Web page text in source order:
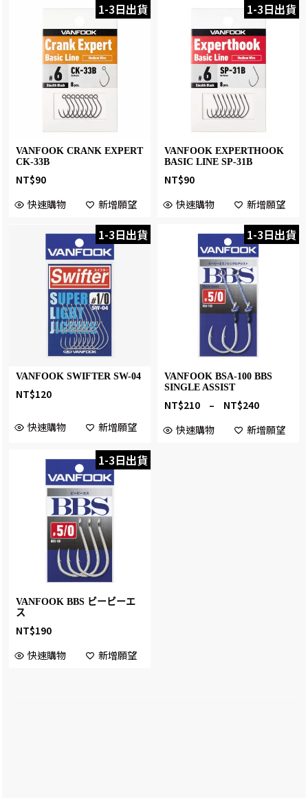
1-3日出貨
VANFOOK CRANK EXPERT
CK-33B
NT$90
快速購物
新增願望
1-3日出貨
VANFOOK EXPERTHOOK
BASIC LINE SP-31B
NT$90
快速購物
新增願望
1-3日出貨
VANFOOK SWIFTER SW-04
NT$120
快速購物 新增願望
1-3日出貨
VANFOOK BSA-100 BBS
SINGLE ASSIST
NT$210 – NT$240
快速購物
新增願望
1-3日出貨
VANFOOK BBS ビービーエ
ス
NT$190
快速購物
新增願望